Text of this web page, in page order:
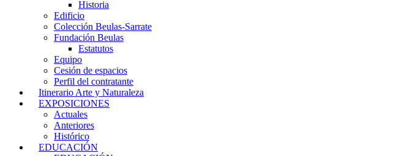
Historia
Edificio
Colección Beulas-Sarrate
Fundación Beulas
Estatutos
Equipo
Cesión de espacios
Perfil del contratante
Itinerario Arte y Naturaleza
EXPOSICIONES
Actuales
Anteriores
Histórico
EDUCACIÓN